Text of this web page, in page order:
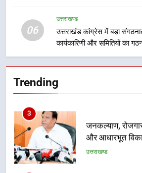
06
उत्तराखण्ड
उत्तराखंड कांग्रेस में बड़ा
कार्यकारिणी और समितियों का
Trending
प्रतिभा का प्रदर्शन
सार्वजनिक
अभियुक्तों को
3
जनकल्याण,
और आधारभूत
कैबिनेट के
उत्तराखण्ड